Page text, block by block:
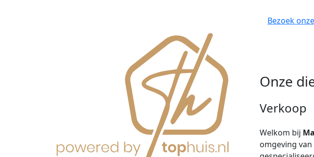
Bezoek
Onze
Verkoop
Welkom bij
omgeving